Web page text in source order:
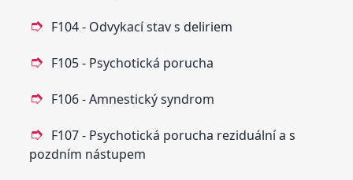
F104 - Odvykací stav s deliriem
F105 - Psychotická porucha
F106 - Amnestický syndrom
F107 - Psychotická porucha reziduální a s
pozdním nástupem